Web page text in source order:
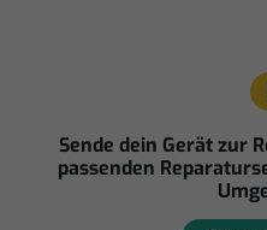
Sende dein Gerät zur
passenden